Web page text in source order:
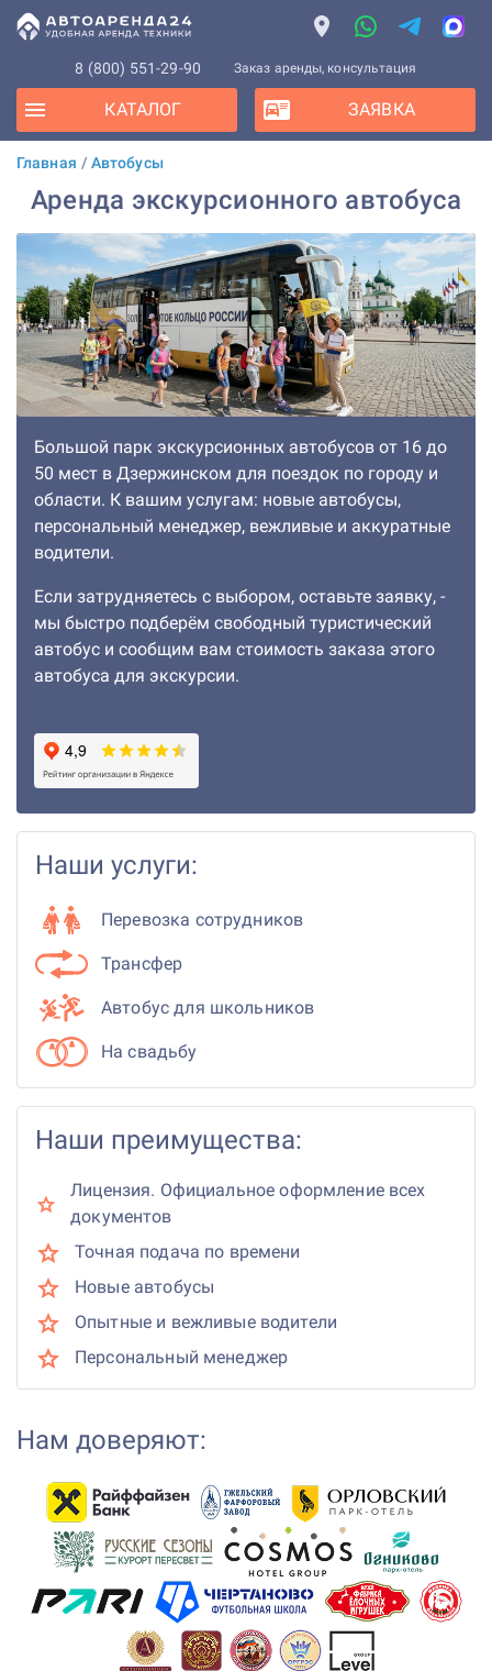
8 (800) 551-29-90 Заказ аренды, консультация
КАТАЛОГ ЗАЯВКА
Главная / Автобусы
Аренда экскурсионного автобуса
Большой парк экскурсионных автобусов от 16 до
50 мест в Дзержинском для поездок по городу и
области. К вашим услугам: новые автобусы,
персональный менеджер, вежливые и аккуратные
водители.
Если затрудняетесь с выбором, оставьте заявку, -
мы быстро подберём свободный туристический
автобус и сообщим вам стоимость заказа этого
автобуса для экскурсии.
Наши услуги:
Перевозка сотрудников
Трансфер
Автобус для школьников
На свадьбу
Наши преимущества:
Лицензия. Официальное оформление всех
документов
Точная подача по времени
Новые автобусы
Опытные и вежливые водители
Персональный менеджер
Нам доверяют: